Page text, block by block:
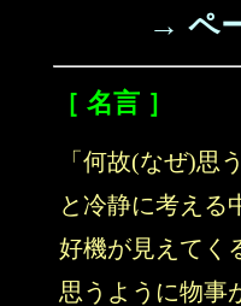
→ ペ
［ 名言 ］
「何故(なぜ)思
と冷静に考える
好機が見えてく
思うように物事